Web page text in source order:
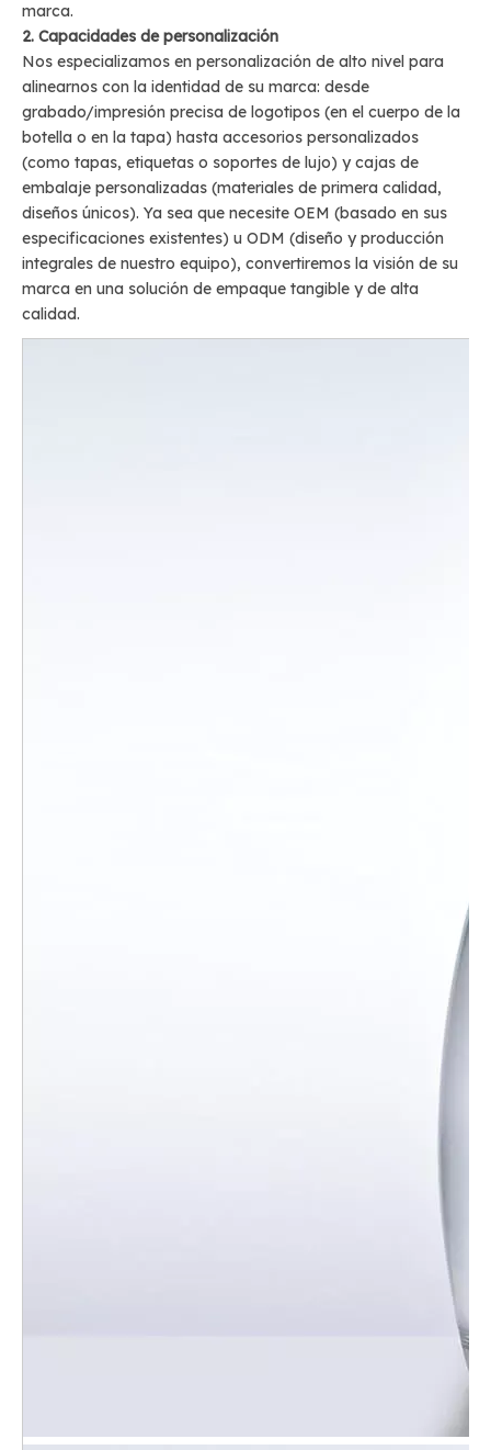
marca.
2. Capacidades de personalización
Nos especializamos en personalización de alto nivel para
alinearnos con la identidad de su marca: desde
grabado/impresión precisa de logotipos (en el cuerpo de la
botella o en la tapa) hasta accesorios personalizados
(como tapas, etiquetas o soportes de lujo) y cajas de
embalaje personalizadas (materiales de primera calidad,
diseños únicos). Ya sea que necesite OEM (basado en sus
especificaciones existentes) u ODM (diseño y producción
integrales de nuestro equipo), convertiremos la visión de su
marca en una solución de empaque tangible y de alta
calidad.